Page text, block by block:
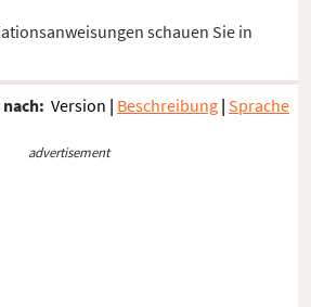
schauen Sie in
Version | Beschreibung | Sprache
advertisement